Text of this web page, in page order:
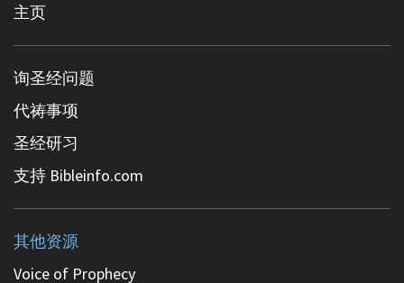
主页
询圣经问题
代祷事项
圣经研习
支持 Bibleinfo.com
其他资源
Voice of Prophecy